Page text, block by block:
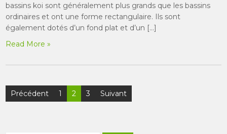
bassins koi sont généralement plus grands que les bassins
ordinaires et ont une forme rectangulaire. Ils sont
également dotés d’un fond plat et d’un […]
Read More »
Pagination
des
Précédent 1 2 3 Suivant